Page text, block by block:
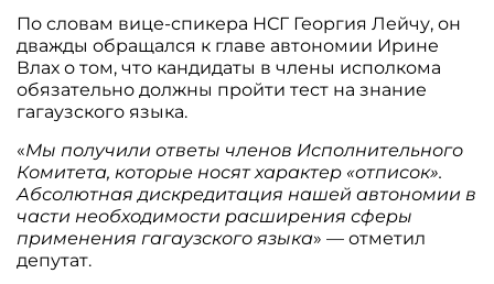
По словам вице-спикера НСГ Георгия Лейчу, он
дважды обращался к главе автономии Ирине
Влах о том, что кандидаты в члены исполкома
обязательно должны пройти тест на знание
гагаузского языка.
«Мы получили ответы членов Исполнительного
Комитета, которые носят характер «отписок».
Абсолютная дискредитация нашей автономии в
части необходимости расширения сферы
применения гагаузского языка» — отметил
депутат.